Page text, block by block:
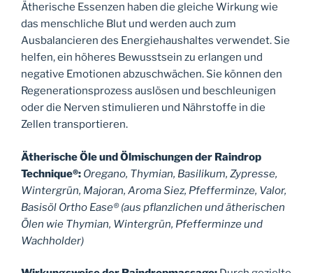
Ätherische Essenzen haben die gleiche Wirkung wie
das menschliche Blut und werden auch zum
Ausbalancieren des Energiehaushaltes verwendet. Sie
helfen, ein höheres Bewusstsein zu erlangen und
negative Emotionen abzuschwächen. Sie können den
Regenerationsprozess auslösen und beschleunigen
oder die Nerven stimulieren und Nährstoffe in die
Zellen transportieren.
Ätherische Öle und Ölmischungen der Raindrop
Technique®: Oregano, Thymian, Basilikum, Zypresse,
Wintergrün, Majoran, Aroma Siez, Pfefferminze, Valor,
Basisöl Ortho Ease® (aus pflanzlichen und ätherischen
Ölen wie Thymian, Wintergrün, Pfefferminze und
Wachholder)